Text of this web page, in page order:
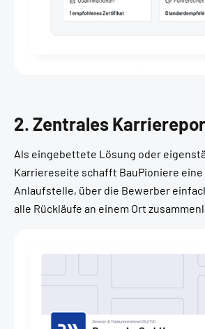
2. Zentrales
Als eingebettete Lösung oder
Karriereseite schafft BauPioniere eine
Anlaufstelle, über die Bewerber
alle Rückläufe an einem Ort